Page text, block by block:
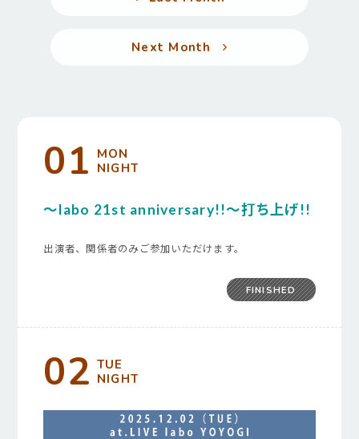
Next Month
01 MON
NIGHT
～labo 21st anniversary!!～打ち上げ!!
出演者、関係者のみご参加いただけます。
FINISHED
02 TUE
NIGHT